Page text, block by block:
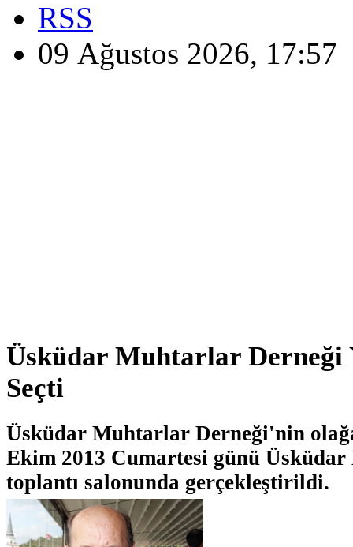
RSS
09 Ağustos 2026, 17:57
Üsküdar Muhtarlar Derneği
Seçti
Üsküdar Muhtarlar Derneği'nin
Ekim 2013 Cumartesi günü Üsküdar
toplantı salonunda gerçekleştirildi.